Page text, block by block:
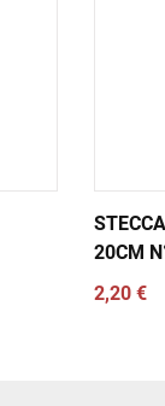
20CM
2,20 €